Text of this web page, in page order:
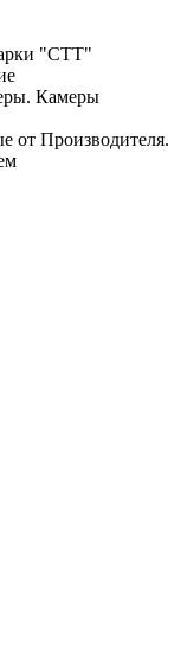
"СТТ"
Камеры
Производителя.